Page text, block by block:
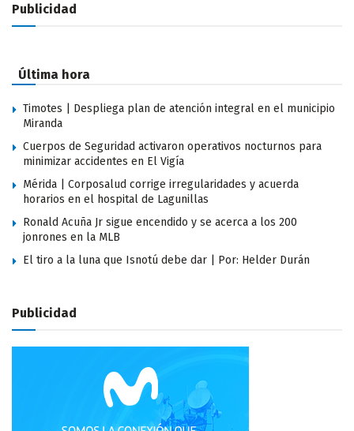
Publicidad
Última hora
Timotes | Despliega plan de atención integral en el municipio
Miranda
Cuerpos de Seguridad activaron operativos nocturnos para
minimizar accidentes en El Vigía
Mérida | Corposalud corrige irregularidades y acuerda
horarios en el hospital de Lagunillas
Ronald Acuña Jr sigue encendido y se acerca a los 200
jonrones en la MLB
El tiro a la luna que Isnotú debe dar | Por: Helder Durán
Publicidad